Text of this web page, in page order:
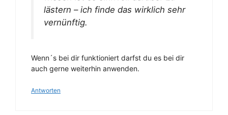
lästern – ich finde das wirklich sehr
vernünftig.
Wenn´s bei dir funktioniert darfst du es bei dir
auch gerne weiterhin anwenden.
Antworten